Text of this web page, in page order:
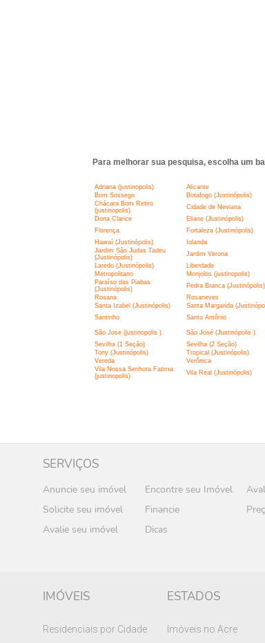
Para melhorar sua pesquisa, escolha um
Adriana (justinopolis) Alicante
Bom Sossego
Botafogo (Justinópolis)
Chácara Bom Retiro
(justinopolis)
Cidade de Neviana
Dona Clarice
Eliane (Justinópolis)
Florença
Fortaleza (Justinópolis)
Hawaí (Justinópolis)
Iolanda
Jardim São Judas Tadeu
(Justinópolis)
Jardim Verona
Laredo (Justinópolis)
Liberdade
Metropolitano
Monjolos (justinopolis)
Paraíso das Piabas
(Justinópolis)
Pedra Branca (Justinópolis)
Rosana
Rosaneves
Santa Izabel (Justinópolis)
Santa Margarida
Santinho
Santo Antônio
São Jose (justinopolis )
São José (Justinópolis )
Sevilha (1 Seção)
Sevilha (2 Seção)
Tony (Justinópolis)
Tropical (Justinópolis)
Vereda
Verônica
Vila Nossa Senhora Fatima
(justinopolis)
Vila Real (Justinópolis)
SERVIÇOS
Anuncie seu imóvel Encontre seu Imóvel
Solicite seu imóvel
Financie
Avalie seu imóvel
Dicas
IMÓVEIS
Residenciais por Cidade
ESTADOS
Imóveis no Acre